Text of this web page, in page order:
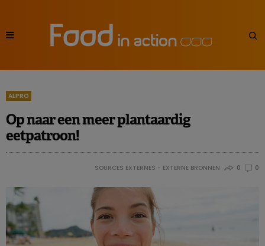
ALPRO
Op naar een meer plantaardig
eetpatroon!
SOURCES EXTERNES - EXTERNE BRONNEN 0 0